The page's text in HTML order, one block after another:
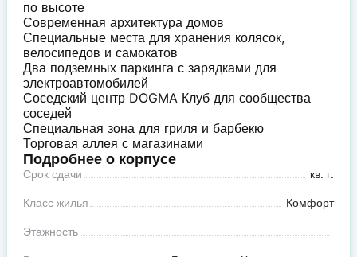
по высоте
Современная архитектура домов
Специальные места для хранения колясок,
велосипедов и самокатов
Два подземных паркинга с зарядками для
электроавтомобилей
Соседский центр DOGMA Клуб для сообщества
соседей
Специальная зона для гриля и барбекю
Торговая аллея с магазинами
Подробнее о корпусе
Срок сдачи кв. г.
Класс жилья Комфорт
Этажность